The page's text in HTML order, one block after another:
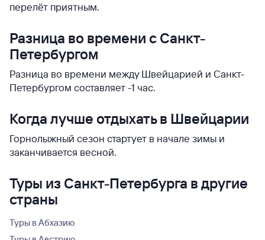
перелёт приятным.
Разница во времени с Санкт-
Петербургом
Разница во времени между Швейцарией и Санкт-
Петербургом составляет -1 час.
Когда лучше отдыхать в Швейцарии
Горнолыжный сезон стартует в начале зимы и
заканчивается весной.
Туры из Санкт-Петербурга в другие
страны
Туры в Абхазию